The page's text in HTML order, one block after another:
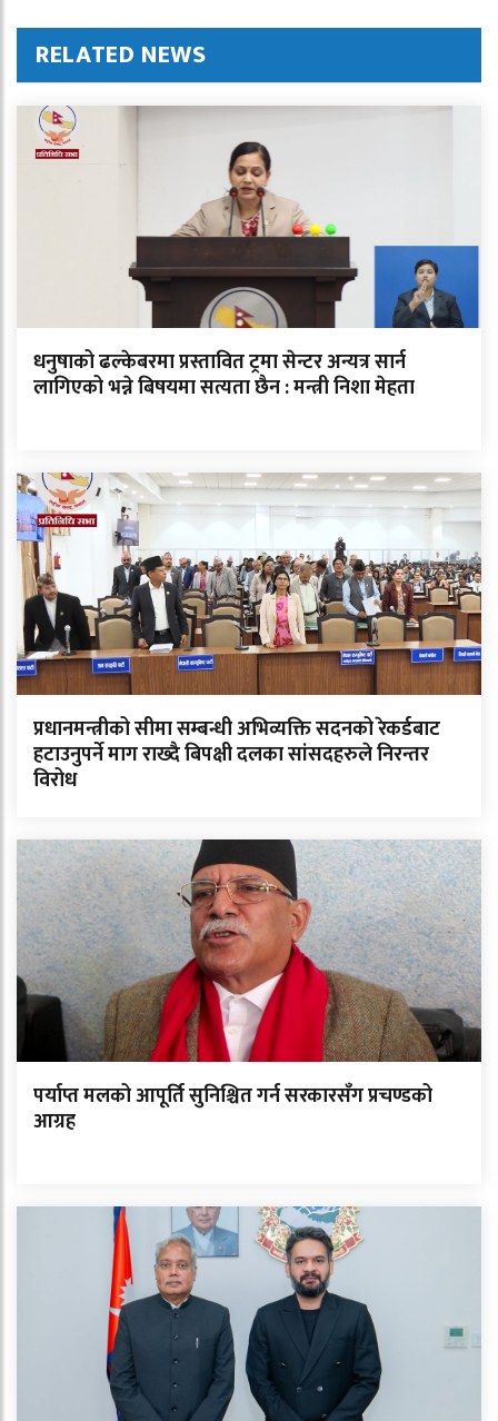
RELATED NEWS
धनुषाको ढल्केबरमा प्रस्तावित ट्रमा सेन्टर अन्यत्र सार्न
लागिएको भन्ने बिषयमा सत्यता छैन : मन्त्री निशा मेहता
प्रधानमन्त्रीको सीमा सम्बन्धी अभिव्यक्ति सदनको रेकर्डबाट
हटाउनुपर्ने माग राख्दै बिपक्षी दलका सांसदहरुले निरन्तर
विरोध
पर्याप्त मलको आपूर्ति सुनिश्चित गर्न सरकारसँग प्रचण्डको
आग्रह